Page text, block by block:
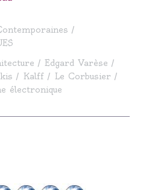
Edgard Varèse
Kalff
Le Corbusier
électronique